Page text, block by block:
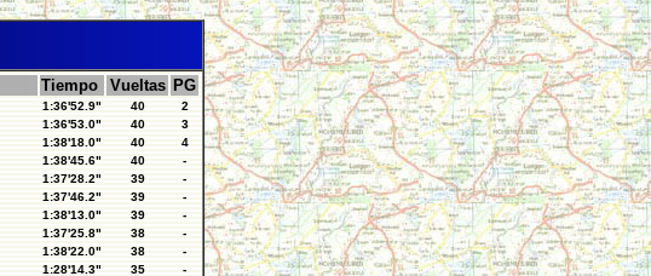
Tiempo Vueltas PG
1:36'52.9" 40
2
1:36'53.0" 40
3
1:38'18.0" 40
4
1:38'45.6" 40
-
1:37'28.2" 39
-
1:37'46.2" 39
-
1:38'13.0" 39
-
1:37'25.8" 38
-
1:38'22.0" 38
-
1:28'14.3" 35 -